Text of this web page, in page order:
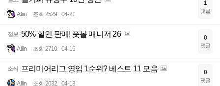
Aliin 조회 2529 04-21
1
댓글
정보 50% 할인 판매! 풋볼 매니저 26
Aliin 조회 2710 04-15
0
댓글
소식 프리미어리그 영입 1순위? 베스트 11 모음
Aliin 조회 2032 04-13
0
댓글